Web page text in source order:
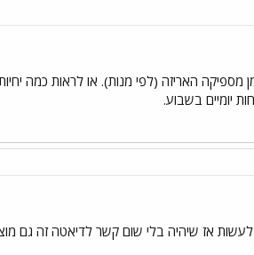
האריזה (לפי מנות). או לראות כמה
יומיים בשבוע.
לעשות אז שיהיה בלי שום קשר לדיאטה זה גם